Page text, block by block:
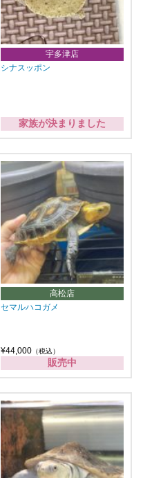
宇多津店
シナスッポン
家族が決まりました
高松店
セマルハコガメ
¥44,000 （税込）
販売中